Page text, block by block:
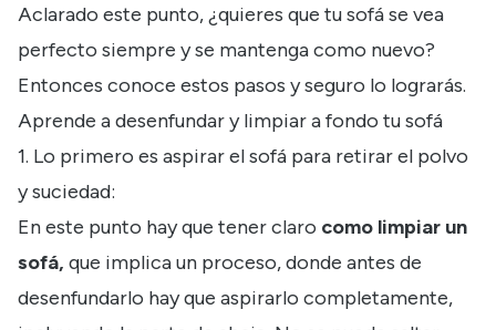
Aclarado este punto, ¿quieres que tu sofá se vea
perfecto siempre y se mantenga como nuevo?
Entonces conoce estos pasos y seguro lo lograrás.
Aprende a desenfundar y limpiar a fondo tu sofá
1. Lo primero es aspirar el sofá para retirar el polvo
y suciedad:
En este punto hay que tener claro como limpiar un
sofá, que implica un proceso, donde antes de
desenfundarlo hay que aspirarlo completamente,